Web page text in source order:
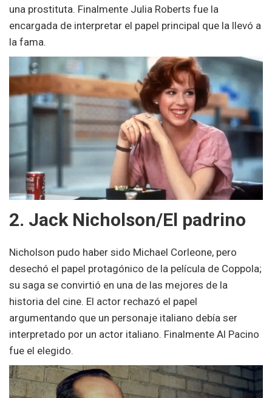
una prostituta. Finalmente Julia Roberts fue la
encargada de interpretar el papel principal que la llevó a
la fama.
2. Jack Nicholson/El padrino
Nicholson pudo haber sido Michael Corleone, pero
desechó el papel protagónico de la película de Coppola;
su saga se convirtió en una de las mejores de la
historia del cine. El actor rechazó el papel
argumentando que un personaje italiano debía ser
interpretado por un actor italiano. Finalmente Al Pacino
fue el elegido.